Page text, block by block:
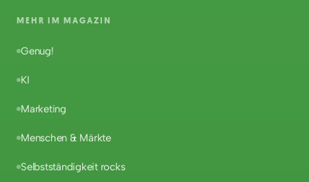
MEHR IM MAGAZIN
Genug!
KI
Marketing
Menschen & Märkte
Selbstständigkeit rocks